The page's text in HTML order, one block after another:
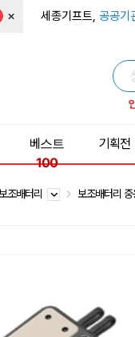
× 세종기프트, 공공기
베스트
100
기획전
보조배터리 보조배터리